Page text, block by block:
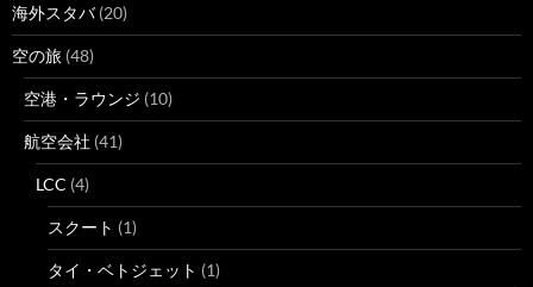
海外スタバ(20)
空の旅 (48)
空港・ラウンジ (10)
航空会社 (41)
LCC (4)
スクート (1)
タイ・ベトジェット (1)